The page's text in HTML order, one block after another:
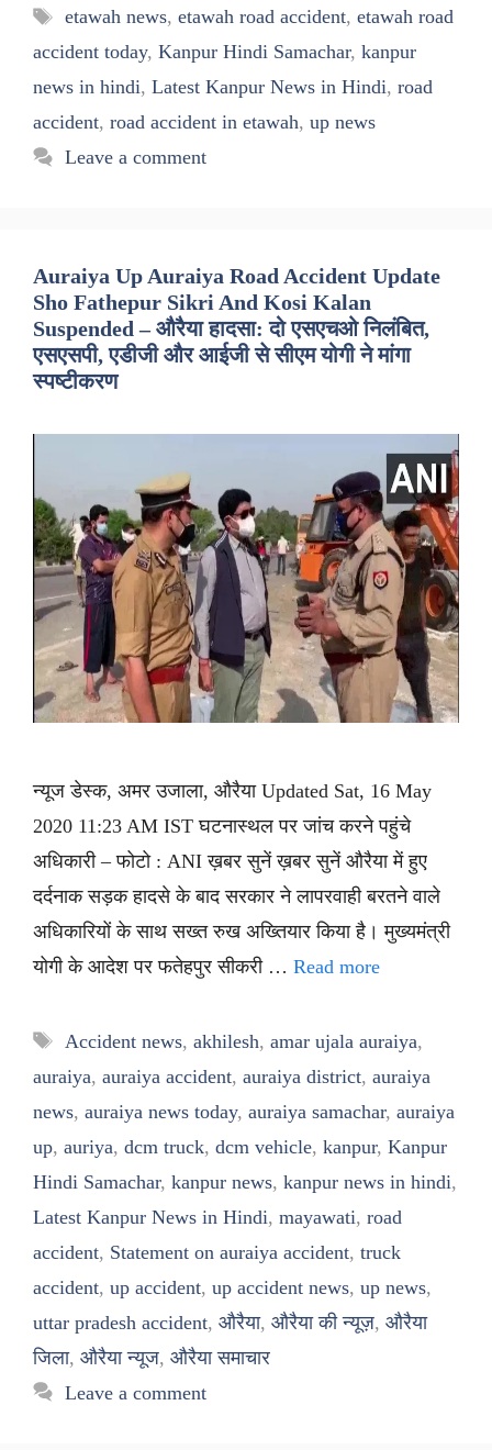
Tags
etawah news, etawah road accident, etawah road
accident today, Kanpur Hindi Samachar, kanpur
news in hindi, Latest Kanpur News in Hindi, road
accident, road accident in etawah, up news
Leave a comment
Auraiya Up Auraiya Road Accident Update
Sho Fathepur Sikri And Kosi Kalan
Suspended – औरैया हादसा: दो एसएचओ निलंबित,
एसएसपी, एडीजी और आईजी से सीएम योगी ने मांगा
स्पष्टीकरण
न्यूज डेस्क, अमर उजाला, औरैया Updated Sat, 16 May
2020 11:23 AM IST घटनास्थल पर जांच करने पहुंचे
अधिकारी – फोटो : ANI ख़बर सुनें ख़बर सुनें औरैया में हुए
दर्दनाक सड़क हादसे के बाद सरकार ने लापरवाही बरतने वाले
अधिकारियों के साथ सख्त रुख अख्तियार किया है। मुख्यमंत्री
योगी के आदेश पर फतेहपुर सीकरी … Read more
Tags
Accident news, akhilesh, amar ujala auraiya,
auraiya, auraiya accident, auraiya district, auraiya
news, auraiya news today, auraiya samachar, auraiya
up, auriya, dcm truck, dcm vehicle, kanpur, Kanpur
Hindi Samachar, kanpur news, kanpur news in hindi,
Latest Kanpur News in Hindi, mayawati, road
accident, Statement on auraiya accident, truck
accident, up accident, up accident news, up news,
uttar pradesh accident, औरैया, औरैया की न्यूज़, औरैया
जिला, औरैया न्यूज, औरैया समाचार
Leave a comment